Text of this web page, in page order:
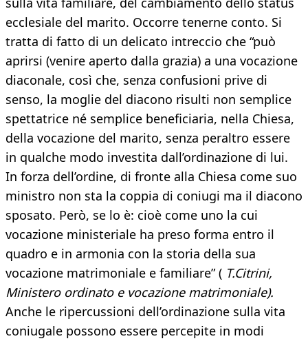
ecclesiale del marito. Occorre tenerne conto. Si
tratta di fatto di un delicato intreccio che “può
aprirsi (venire aperto dalla grazia) a una vocazione
diaconale, così che, senza confusioni prive di
senso, la moglie del diacono risulti non semplice
spettatrice né semplice beneficiaria, nella Chiesa,
della vocazione del marito, senza peraltro essere
in qualche modo investita dall’ordinazione di lui.
In forza dell’ordine, di fronte alla Chiesa come suo
ministro non sta la coppia di coniugi ma il diacono
sposato. Però, se lo è: cioè come uno la cui
vocazione ministeriale ha preso forma entro il
quadro e in armonia con la storia della sua
vocazione matrimoniale e familiare” ( T.Citrini,
Ministero ordinato e vocazione matrimoniale).
Anche le ripercussioni dell’ordinazione sulla vita
coniugale possono essere percepite in modi